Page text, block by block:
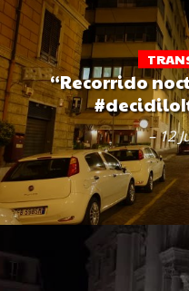
“Recorrido
– 12